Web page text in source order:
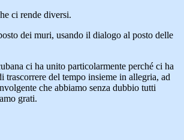
ci rende diversi.
dei muri, usando il dialogo al posto delle
ci ha unito particolarmente perché ci ha
trascorrere del tempo insieme in allegria, ad
che abbiamo senza dubbio tutti
grati.